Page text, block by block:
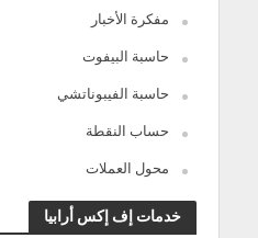
مفكرة الأخبار
حاسبة البيفوت
حاسبة الفيبوناتشي
حساب النقطة
محول العملات
خدمات إف إكس أرابيا